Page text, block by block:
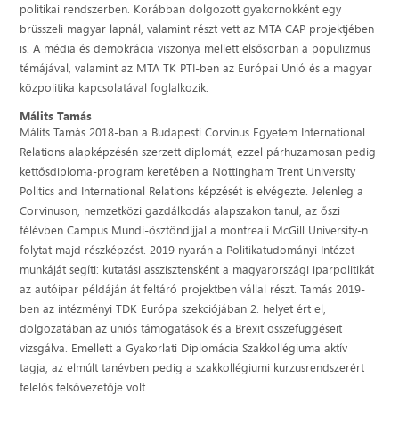
politikai rendszerben. Korábban dolgozott gyakornokként egy
brüsszeli magyar lapnál, valamint részt vett az MTA CAP projektjében
is. A média és demokrácia viszonya mellett elsősorban a populizmus
témájával, valamint az MTA TK PTI-ben az Európai Unió és a magyar
közpolitika kapcsolatával foglalkozik.
Málits Tamás
Málits Tamás 2018-ban a Budapesti Corvinus Egyetem International
Relations alapképzésén szerzett diplomát, ezzel párhuzamosan pedig
kettősdiploma-program keretében a Nottingham Trent University
Politics and International Relations képzését is elvégezte. Jelenleg a
Corvinuson, nemzetközi gazdálkodás alapszakon tanul, az őszi
félévben Campus Mundi-ösztöndíjjal a montreali McGill University-n
folytat majd részképzést. 2019 nyarán a Politikatudományi Intézet
munkáját segíti: kutatási asszisztensként a magyarországi iparpolitikát
az autóipar példáján át feltáró projektben vállal részt. Tamás 2019-
ben az intézményi TDK Európa szekciójában 2. helyet ért el,
dolgozatában az uniós támogatások és a Brexit összefüggéseit
vizsgálva. Emellett a Gyakorlati Diplomácia Szakkollégiuma aktív
tagja, az elmúlt tanévben pedig a szakkollégiumi kurzusrendszerért
felelős felsővezetője volt.